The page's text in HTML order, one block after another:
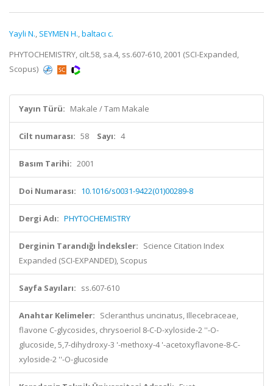
Yayli N., SEYMEN H.,baltacı c.
PHYTOCHEMISTRY, cilt.58, sa.4, ss.607-610, 2001 (SCI-Expanded,
Scopus)
Yayın Türü: Makale / Tam Makale
Cilt numarası: 58 Sayı: 4
Basım Tarihi: 2001
Doi Numarası: 10.1016/s0031-9422(01)00289-8
Dergi Adı: PHYTOCHEMISTRY
Derginin Tarandığı İndeksler: Science Citation Index
Expanded (SCI-EXPANDED), Scopus
Sayfa Sayıları: ss.607-610
Anahtar Kelimeler: Scleranthus uncinatus, Illecebraceae,
flavone C-glycosides, chrysoeriol 8-C-D-xyloside-2 ''-O-
glucoside, 5,7-dihydroxy-3 '-methoxy-4 '-acetoxyflavone-8-C-
xyloside-2 ''-O-glucoside